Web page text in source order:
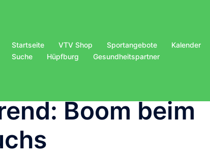
Startseite VTV Shop Sportangebote Kalender
Suche
Hüpfburg Gesundheitspartner
Boom beim